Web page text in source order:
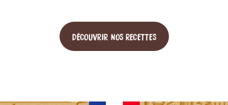
DÉCOUVRIR NOS RECETTES